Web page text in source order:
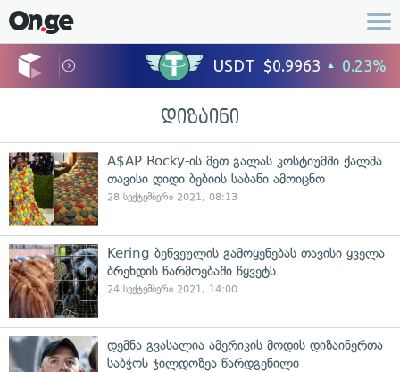
დიზაინი
A$AP Rocky-ის მეთ გალას კოსტიუმში ქალმა
თავისი დიდი ბებიის საბანი ამოიცნო
28 სექტემბერი 2021, 08:13
Kering ბეწვეულის გამოყენებას თავისი ყველა
ბრენდის წარმოებაში წყვეტს
24 სექტემბერი 2021, 14:00
დემნა გვასალია ამერიკის მოდის დიზაინერთა
საბჭოს ჯილდოზეა წარდგენილი